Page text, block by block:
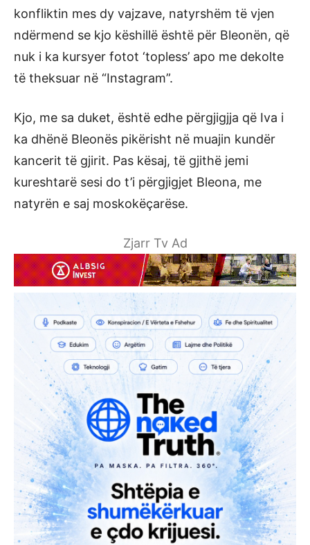
konfliktin mes dy vajzave, natyrshëm të vjen
ndërmend se kjo këshillë është për Bleonën, që
nuk i ka kursyer fotot ‘topless’ apo me dekolte
të theksuar në “Instagram”.
Kjo, me sa duket, është edhe përgjigjja që Iva i
ka dhënë Bleonës pikërisht në muajin kundër
kancerit të gjirit. Pas kësaj, të gjithë jemi
kureshtarë sesi do t’i përgjigjet Bleona, me
natyrën e saj moskokëçarëse.
Zjarr Tv Ad